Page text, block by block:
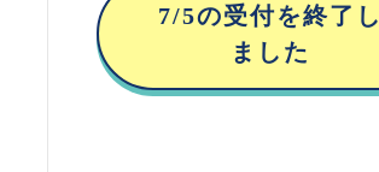
7/5の受付を終了し
ました